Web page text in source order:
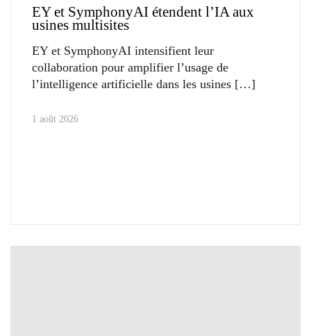
EY et SymphonyAI étendent l’IA aux
usines multisites
EY et SymphonyAI intensifient leur
collaboration pour amplifier l’usage de
l’intelligence artificielle dans les usines
1 août 2026